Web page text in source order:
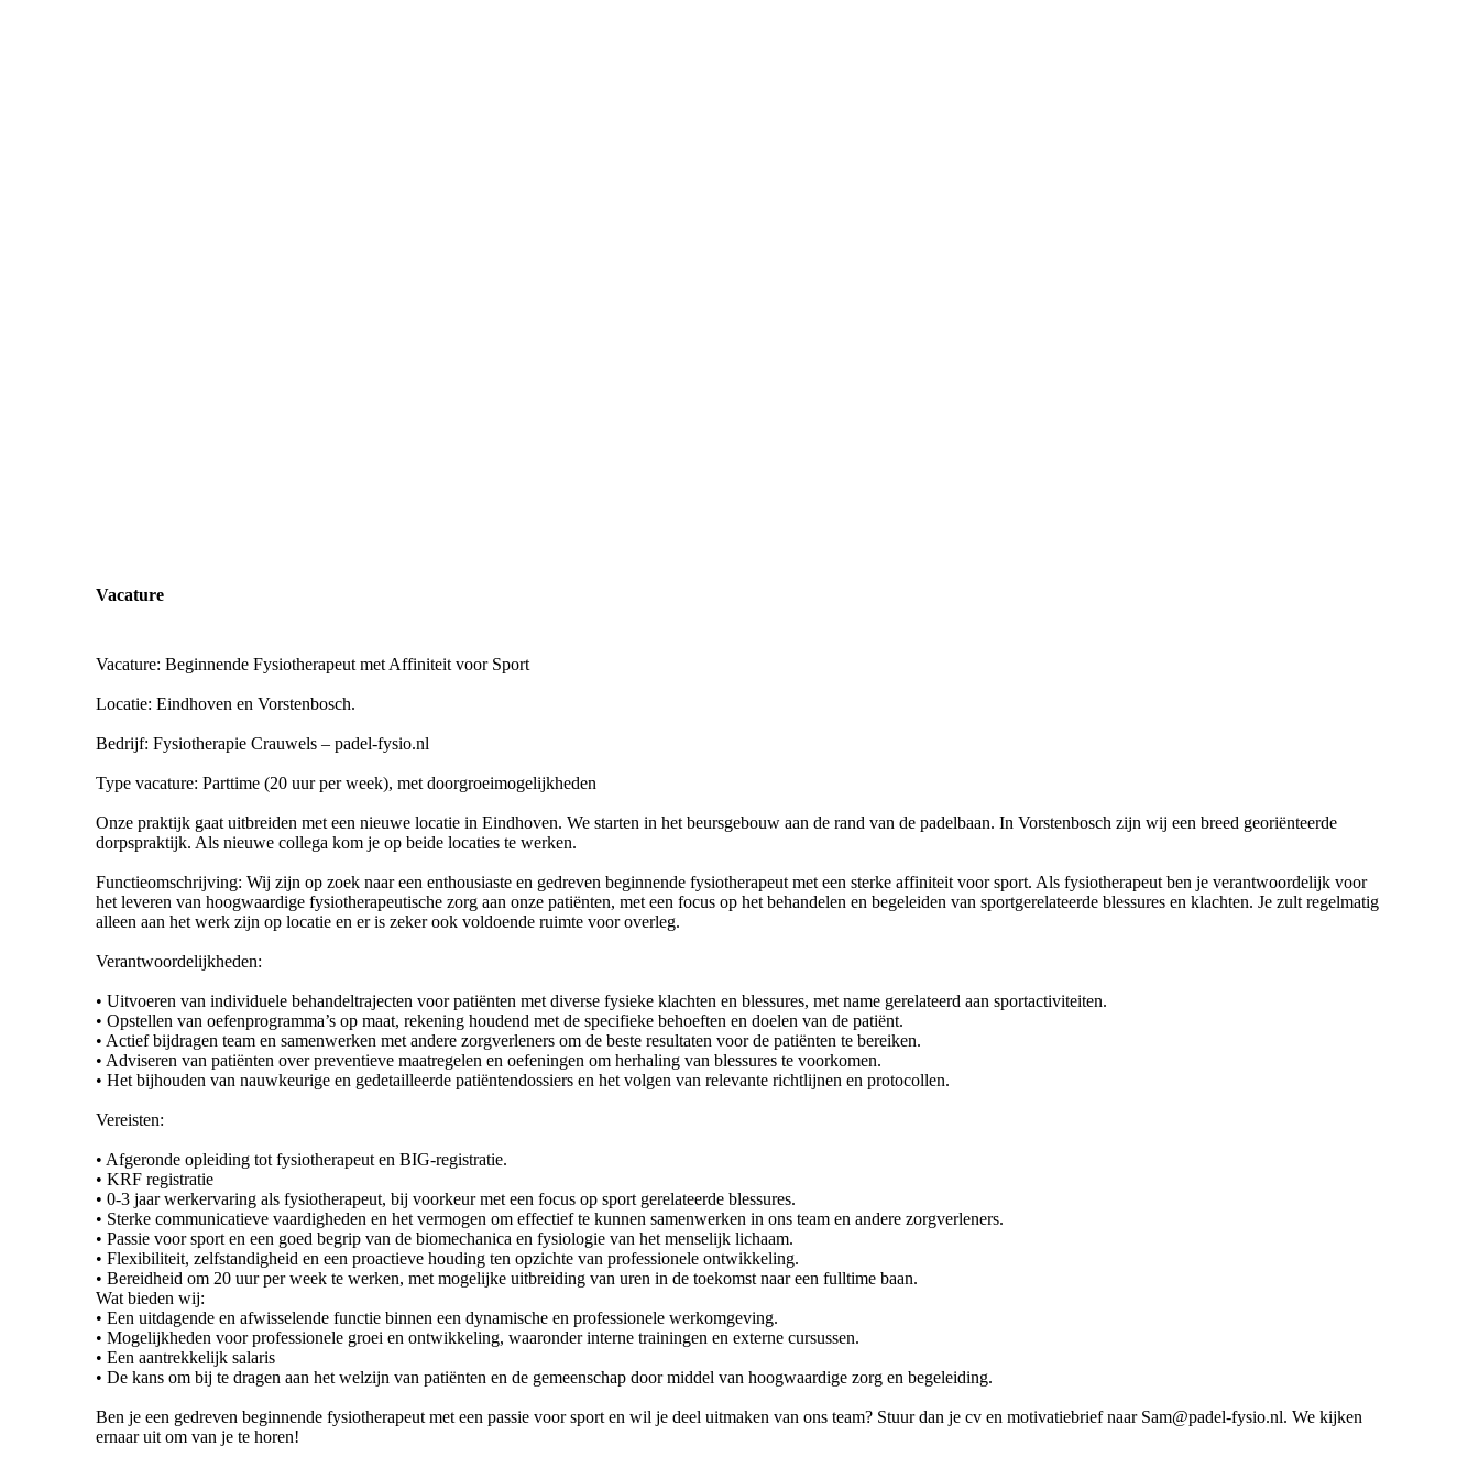
Vacature
Vacature: Beginnende Fysiotherapeut met Affiniteit voor Sport
Locatie: Eindhoven en Vorstenbosch.
Bedrijf: Fysiotherapie Crauwels – padel-fysio.nl
Type vacature: Parttime (20 uur per week), met doorgroeimogelijkheden
Onze praktijk gaat uitbreiden met een nieuwe locatie in Eindhoven. We starten in het beursgebouw aan de rand van de padelbaan. In Vorstenbosch zijn wij een breed georiënteerde
dorpspraktijk. Als nieuwe collega kom je op beide locaties te werken.
Functieomschrijving: Wij zijn op zoek naar een enthousiaste en gedreven beginnende fysiotherapeut met een sterke affiniteit voor sport. Als fysiotherapeut ben je verantwoordelijk voor
het leveren van hoogwaardige fysiotherapeutische zorg aan onze patiënten, met een focus op het behandelen en begeleiden van sportgerelateerde blessures en klachten. Je zult regelmatig
alleen aan het werk zijn op locatie en er is zeker ook voldoende ruimte voor overleg.
Verantwoordelijkheden:
• Uitvoeren van individuele behandeltrajecten voor patiënten met diverse fysieke klachten en blessures, met name gerelateerd aan sportactiviteiten.
• Opstellen van oefenprogramma’s op maat, rekening houdend met de specifieke behoeften en doelen van de patiënt.
• Actief bijdragen team en samenwerken met andere zorgverleners om de beste resultaten voor de patiënten te bereiken.
• Adviseren van patiënten over preventieve maatregelen en oefeningen om herhaling van blessures te voorkomen.
• Het bijhouden van nauwkeurige en gedetailleerde patiëntendossiers en het volgen van relevante richtlijnen en protocollen.
Vereisten:
• Afgeronde opleiding tot fysiotherapeut en BIG-registratie.
• KRF registratie
• 0-3 jaar werkervaring als fysiotherapeut, bij voorkeur met een focus op sport gerelateerde blessures.
• Sterke communicatieve vaardigheden en het vermogen om effectief te kunnen samenwerken in ons team en andere zorgverleners.
• Passie voor sport en een goed begrip van de biomechanica en fysiologie van het menselijk lichaam.
• Flexibiliteit, zelfstandigheid en een proactieve houding ten opzichte van professionele ontwikkeling.
• Bereidheid om 20 uur per week te werken, met mogelijke uitbreiding van uren in de toekomst naar een fulltime baan.
Wat bieden wij:
• Een uitdagende en afwisselende functie binnen een dynamische en professionele werkomgeving.
• Mogelijkheden voor professionele groei en ontwikkeling, waaronder interne trainingen en externe cursussen.
• Een aantrekkelijk salaris
• De kans om bij te dragen aan het welzijn van patiënten en de gemeenschap door middel van hoogwaardige zorg en begeleiding.
Ben je een gedreven beginnende fysiotherapeut met een passie voor sport en wil je deel uitmaken van ons team? Stuur dan je cv en motivatiebrief naar Sam@padel-fysio.nl. We kijken
ernaar uit om van je te horen!